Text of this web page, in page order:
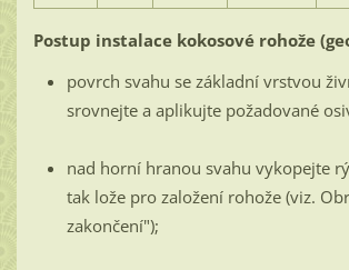
Postup instalace kokosové rohože
povrch svahu se základní vrstvou
srovnejte a aplikujte požadované
nad horní hranou svahu vykopejte
tak lože pro založení rohože (viz.
zakončení");